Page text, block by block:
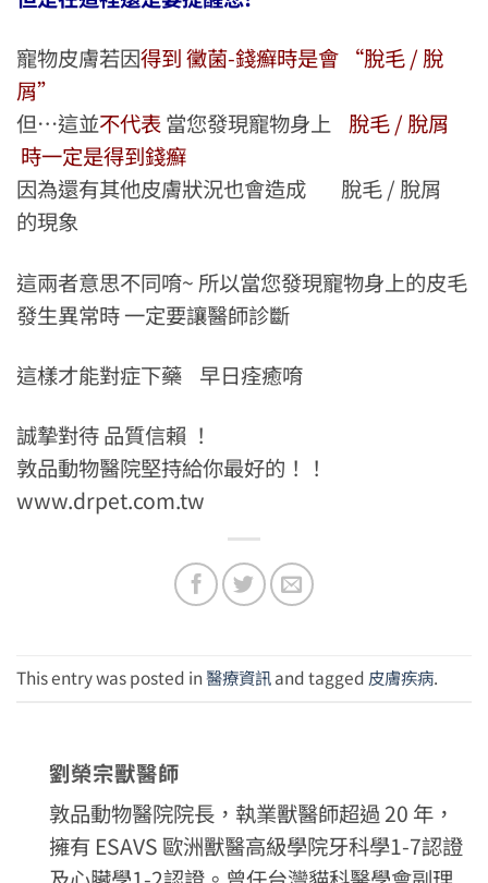
寵物皮膚若因得到 黴菌-錢癬時是會 “脫毛 / 脫
屑”
但…這並不代表當您發現寵物身上 脫毛 / 脫屑
時一定是得到錢癬
因為還有其他皮膚狀況也會造成 脫毛 / 脫屑
的現象
這兩者意思不同唷~ 所以當您發現寵物身上的皮毛
發生異常時 一定要讓醫師診斷
這樣才能對症下藥 早日痊癒唷
誠摯對待 品質信賴 ！
敦品動物醫院堅持給你最好的！！
www.drpet.com.tw
This entry was posted in醫療資訊and tagged 皮膚疾病.
劉榮宗獸醫師
敦品動物醫院院長，執業獸醫師超過 20 年，
擁有 ESAVS 歐洲獸醫高級學院牙科學1-7認證